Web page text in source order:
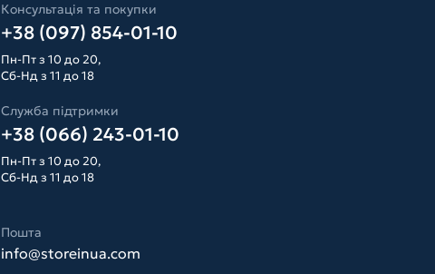
Консультація та покупки
+38 (097) 854-01-10
Пн-Пт з 10 до 20,
Сб-Нд з 11 до 18
Служба підтримки
+38 (066) 243-01-10
Пн-Пт з 10 до 20,
Сб-Нд з 11 до 18
Пошта
info@storeinua.com